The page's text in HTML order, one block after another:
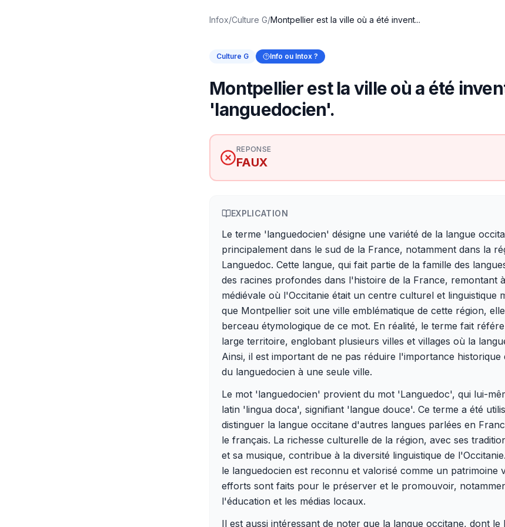
Infox/Culture G/Montpellier est la ville où a été invent...
Culture G Info ou Intox ?
Montpellier est la ville où a été
'languedocien'.
REPONSE
FAUX
EXPLICATION
Le terme 'languedocien' désigne une variété de la langue
principalement dans le sud de la France, notamment dans la
Languedoc. Cette langue, qui fait partie de la famille des
des racines profondes dans l'histoire de la France, remontant
médiévale où l'Occitanie était un centre culturel et linguistique
que Montpellier soit une ville emblématique de cette région,
berceau étymologique de ce mot. En réalité, le terme fait
large territoire, englobant plusieurs villes et villages où la
Ainsi, il est important de ne pas réduire l'importance historique
du languedocien à une seule ville.
Le mot 'languedocien' provient du mot 'Languedoc', qui lui-
latin 'lingua doca', signifiant 'langue douce'. Ce terme a été
distinguer la langue occitane d'autres langues parlées en
le français. La richesse culturelle de la région, avec ses
et sa musique, contribue à la diversité linguistique de
le languedocien est reconnu et valorisé comme un patrimoine
efforts sont faits pour le préserver et le promouvoir,
l'éducation et les médias locaux.
Il est aussi intéressant de noter que la langue occitane, dont le